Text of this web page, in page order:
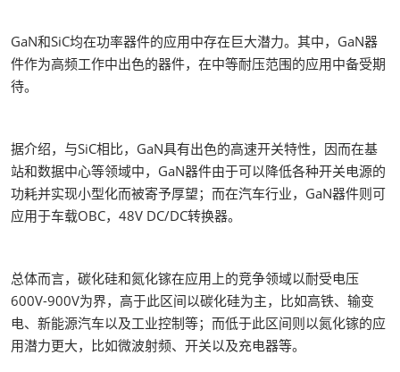
GaN和SiC均在功率器件的应用中存在巨大潜力。其中，GaN器
件作为高频工作中出色的器件，在中等耐压范围的应用中备受期
待。
据介绍，与SiC相比，GaN具有出色的高速开关特性，因而在基
站和数据中心等领域中，GaN器件由于可以降低各种开关电源的
功耗并实现小型化而被寄予厚望；而在汽车行业，GaN器件则可
应用于车载OBC，48V DC/DC转换器。
总体而言，碳化硅和氮化镓在应用上的竞争领域以耐受电压
600V-900V为界，高于此区间以碳化硅为主，比如高铁、输变
电、新能源汽车以及工业控制等；而低于此区间则以氮化镓的应
用潜力更大，比如微波射频、开关以及充电器等。